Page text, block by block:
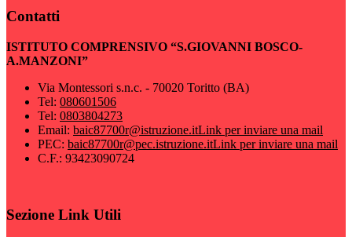
Contatti
ISTITUTO COMPRENSIVO “S.GIOVANNI BOSCO-
A.MANZONI”
Via Montessori s.n.c. - 70020 Toritto (BA)
Tel: 080601506
Tel: 0803804273
Email: baic87700r@istruzione.itLink per inviare una mail
PEC: baic87700r@pec.istruzione.itLink per inviare una mail
C.F.: 93423090724
Sezione Link Utili